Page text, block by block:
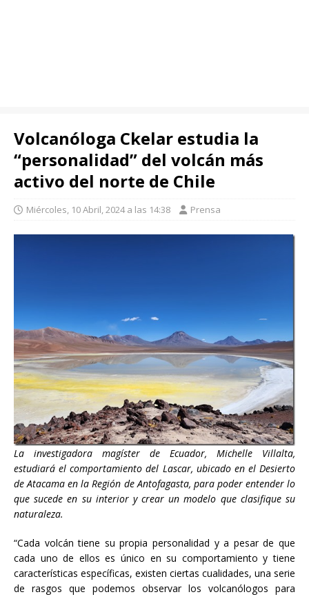
Volcanóloga Ckelar estudia la
“personalidad” del volcán más
activo del norte de Chile
Miércoles, 10 Abril, 2024 a las 14:38 Prensa
La investigadora magíster de Ecuador, Michelle Villalta,
estudiará el comportamiento del Lascar, ubicado en el Desierto
de Atacama en la Región de Antofagasta, para poder entender lo
que sucede en su interior y crear un modelo que clasifique su
naturaleza.
“Cada volcán tiene su propia personalidad y a pesar de que
cada uno de ellos es único en su comportamiento y tiene
características específicas, existen ciertas cualidades, una serie
de rasgos que podemos observar los volcanólogos para